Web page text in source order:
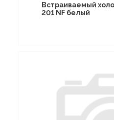
Встраиваемый
201 NF белый